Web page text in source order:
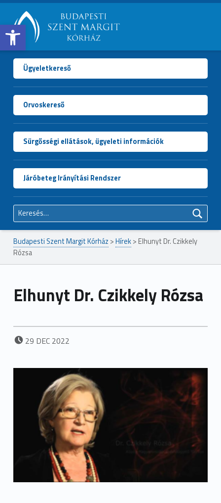
Open toolbar
BUDAPESTI
SZENT
MARGIT
KÓRHÁZ
Ügyeletkereső
Orvoskereső
Sürgősségi ellátások, ügyeleti információk
Járóbeteg Irányítási Rendszer
Keresés:
Budapesti Szent Margit Kórház >Hírek> Elhunyt Dr. Czikkely
Rózsa
Elhunyt Dr. Czikkely Rózsa
POSTED ON:
29 DEC 2022